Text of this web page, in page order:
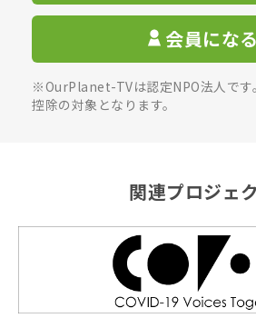
会員になる
※OurPlanet-TVは認定NPO法人です
控除の対象となります。
関連プロジェ